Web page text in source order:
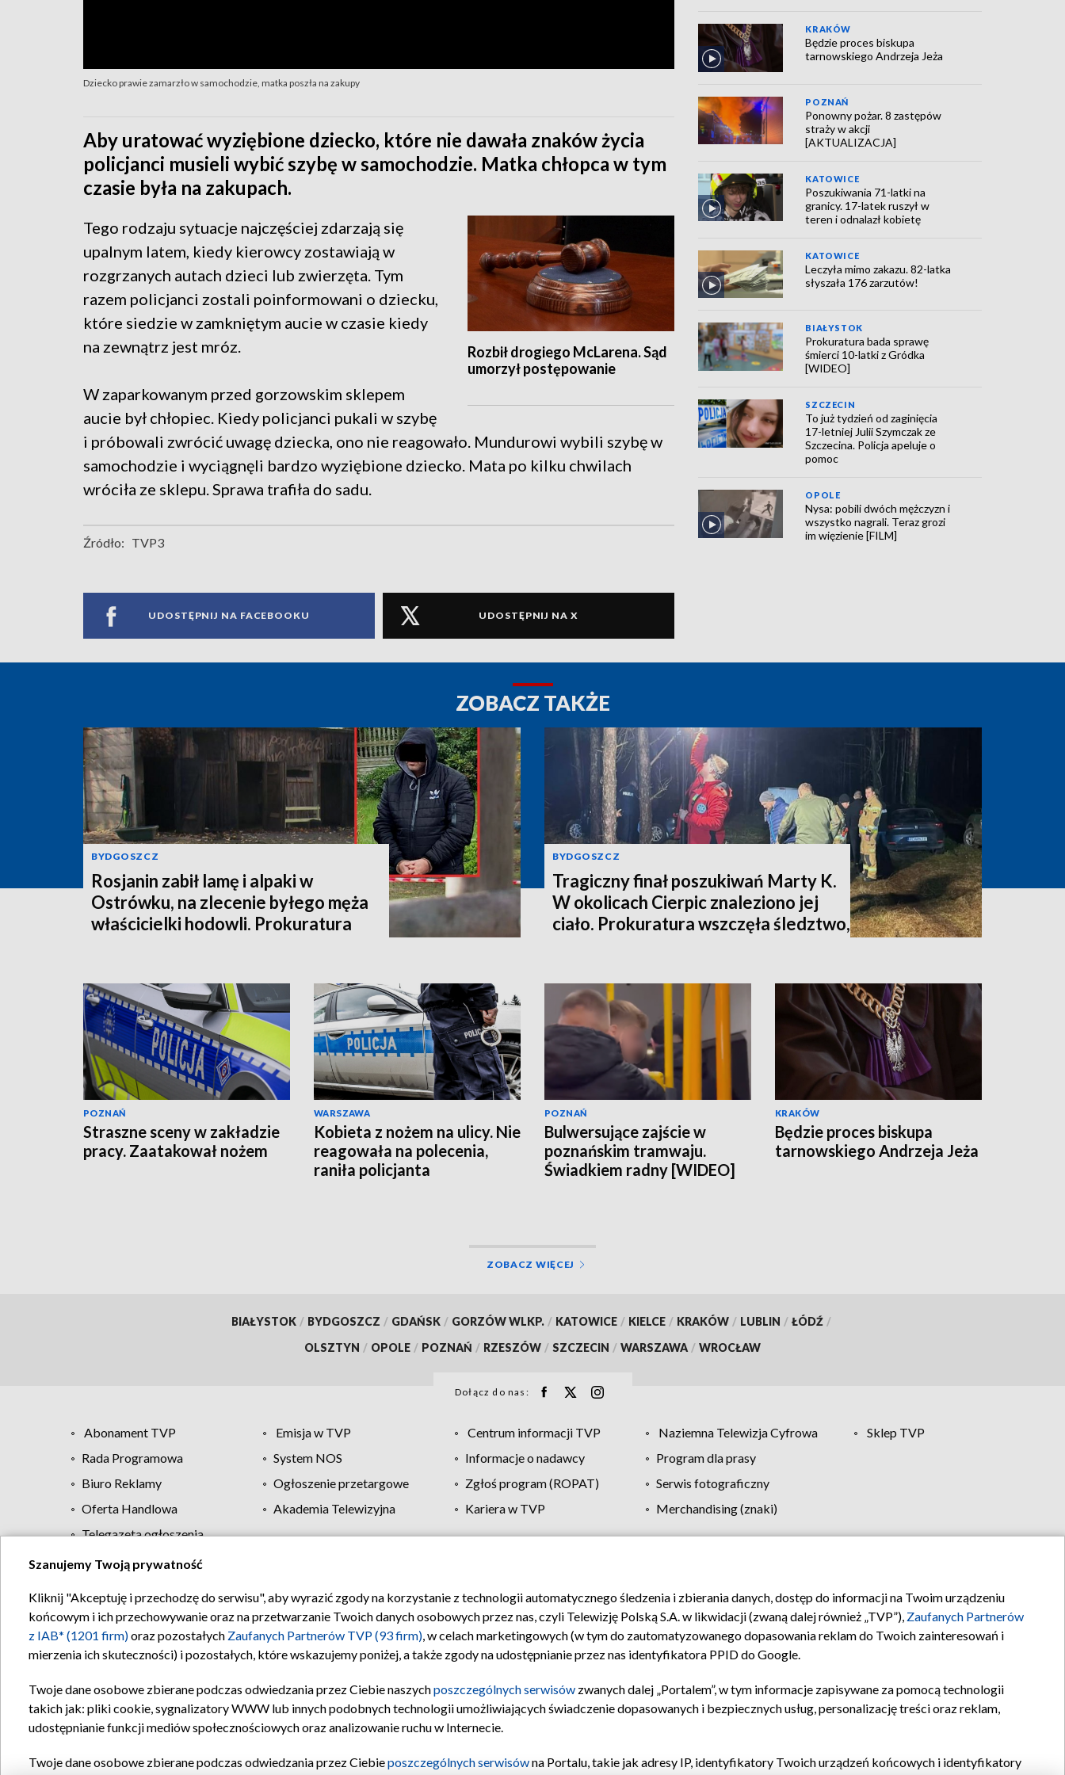
Dziecko prawie zamarzło w samochodzie, matka poszła na zakupy
Aby uratować wyziębione dziecko, które nie dawała znaków życia
policjanci musieli wybić szybę w samochodzie. Matka chłopca w tym
czasie była na zakupach.
Rozbił drogiego McLarena. Sąd
umorzył postępowanie
Tego rodzaju sytuacje najczęściej zdarzają się
upalnym latem, kiedy kierowcy zostawiają w
rozgrzanych autach dzieci lub zwierzęta. Tym
razem policjanci zostali poinformowani o dziecku,
które siedzie w zamkniętym aucie w czasie kiedy
na zewnątrz jest mróz.
W zaparkowanym przed gorzowskim sklepem
aucie był chłopiec. Kiedy policjanci pukali w szybę
i próbowali zwrócić uwagę dziecka, ono nie reagowało. Mundurowi wybili szybę w
samochodzie i wyciągnęli bardzo wyziębione dziecko. Mata po kilku chwilach
wróciła ze sklepu. Sprawa trafiła do sadu.
Źródło: TVP3
UDOSTĘPNIJ NA FACEBOOKU UDOSTĘPNIJ NA X
KRAKÓW
Będzie proces biskupa
tarnowskiego Andrzeja Jeża
POZNAŃ
Ponowny pożar. 8 zastępów
straży w akcji
[AKTUALIZACJA]
KATOWICE
Poszukiwania 71-latki na
granicy. 17-latek ruszył w
teren i odnalazł kobietę
KATOWICE
Leczyła mimo zakazu. 82-latka
słyszała 176 zarzutów!
BIAŁYSTOK
Prokuratura bada sprawę
śmierci 10-latki z Gródka
[WIDEO]
SZCZECIN
To już tydzień od zaginięcia
17-letniej Julii Szymczak ze
Szczecina. Policja apeluje o
pomoc
OPOLE
Nysa: pobili dwóch mężczyzn i
wszystko nagrali. Teraz grozi
im więzienie [FILM]
ZOBACZ TAKŻE
BYDGOSZCZ
Rosjanin zabił lamę i alpaki w
Ostrówku, na zlecenie byłego męża
właścicielki hodowli. Prokuratura
BYDGOSZCZ
Tragiczny finał poszukiwań Marty K.
W okolicach Cierpic znaleziono jej
ciało. Prokuratura wszczęła śledztwo,
POZNAŃ
Straszne sceny w zakładzie
pracy. Zaatakował nożem
WARSZAWA
Kobieta z nożem na ulicy. Nie
reagowała na polecenia,
raniła policjanta
POZNAŃ
Bulwersujące zajście w
poznańskim tramwaju.
Świadkiem radny [WIDEO]
KRAKÓW
Będzie proces biskupa
tarnowskiego Andrzeja Jeża
ZOBACZ WIĘCEJ
BIAŁYSTOK / BYDGOSZCZ / GDAŃSK / GORZÓW WLKP. / KATOWICE / KIELCE / KRAKÓW / LUBLIN / ŁÓDŹ /
OLSZTYN / OPOLE / POZNAŃ / RZESZÓW / SZCZECIN / WARSZAWA / WROCŁAW
Dołącz do nas:
Abonament TVP Emisja w TVP Centrum informacji TVP Naziemna Telewizja Cyfrowa
Sklep TVP
Rada Programowa
System NOS Informacje o nadawcy
Program dla prasy
Biuro Reklamy
Ogłoszenie przetargowe Zgłoś program (ROPAT)
Serwis fotograficzny
Oferta Handlowa
Akademia Telewizyjna Kariera w TVP
Merchandising (znaki)
Telegazeta ogłoszenia
Regulamin TVP Polityka prywatności Moje zgody Pomoc Biuro reklamy Kontakt
Szanujemy Twoją prywatność
Kliknij "Akceptuję i przechodzę do serwisu", aby wyrazić zgody na korzystanie z technologii automatycznego śledzenia i zbierania danych, dostęp do informacji na Twoim urządzeniu
końcowym i ich przechowywanie oraz na przetwarzanie Twoich danych osobowych przez nas, czyli Telewizję Polską S.A. w likwidacji (zwaną dalej również „TVP”), Zaufanych Partnerów
z IAB* (1201 firm)oraz pozostałych Zaufanych Partnerów TVP (93 firm), w celach marketingowych (w tym do zautomatyzowanego dopasowania reklam do Twoich zainteresowań i
mierzenia ich skuteczności) i pozostałych, które wskazujemy poniżej, a także zgody na udostępnianie przez nas identyfikatora PPID do Google.
Twoje dane osobowe zbierane podczas odwiedzania przez Ciebie naszychposzczególnych serwisów zwanych dalej „Portalem”, w tym informacje zapisywane za pomocą technologii
takich jak: pliki cookie, sygnalizatory WWW lub innych podobnych technologii umożliwiających świadczenie dopasowanych i bezpiecznych usług, personalizację treści oraz reklam,
udostępnianie funkcji mediów społecznościowych oraz analizowanie ruchu w Internecie.
Twoje dane osobowe zbierane podczas odwiedzania przez Ciebieposzczególnych serwisówna Portalu, takie jak adresy IP, identyfikatory Twoich urządzeń końcowych i identyfikatory